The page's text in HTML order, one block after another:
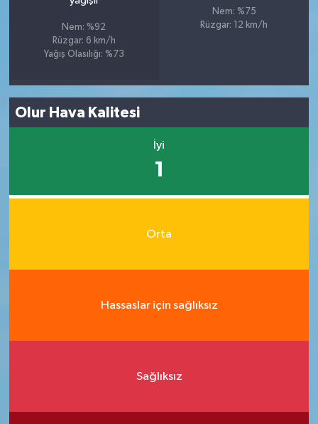
Nem: %92
Rüzgar: 6 km/h
Yağış Olasılığı: %73
Nem: %75
Rüzgar: 12 km/h
Olur Hava Kalitesi
İyi
1
Orta
Hassaslar için sağlıksız
Sağlıksız